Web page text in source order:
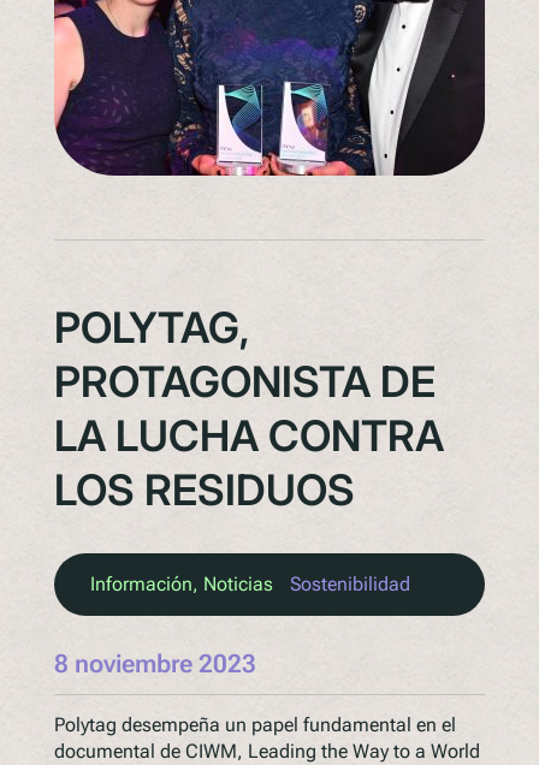
POLYTAG,
PROTAGONISTA DE
LA LUCHA CONTRA
LOS RESIDUOS
Información, Noticias Sostenibilidad
8 noviembre 2023
Polytag desempeña un papel fundamental en el
documental de CIWM, Leading the Way to a World